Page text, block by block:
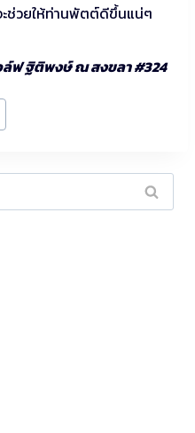
ช่วยให้ท่านพัตต์ดีขึ้นแน่ๆ
ล์ฟ ฐิติพงษ์ ณ สงขลา #324